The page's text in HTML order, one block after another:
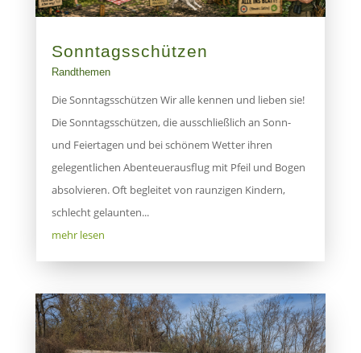
Sonntagsschützen
Randthemen
Die Sonntagsschützen Wir alle kennen und lieben sie!
Die Sonntagsschützen, die ausschließlich an Sonn-
und Feiertagen und bei schönem Wetter ihren
gelegentlichen Abenteuerausflug mit Pfeil und Bogen
absolvieren. Oft begleitet von raunzigen Kindern,
schlecht gelaunten...
mehr lesen